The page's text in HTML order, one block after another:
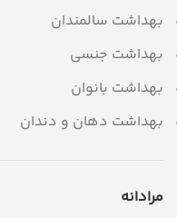
بهداشت سالمندان
بهداشت جنسی
بهداشت بانوان
بهداشت دهان و دندان
مرادانه